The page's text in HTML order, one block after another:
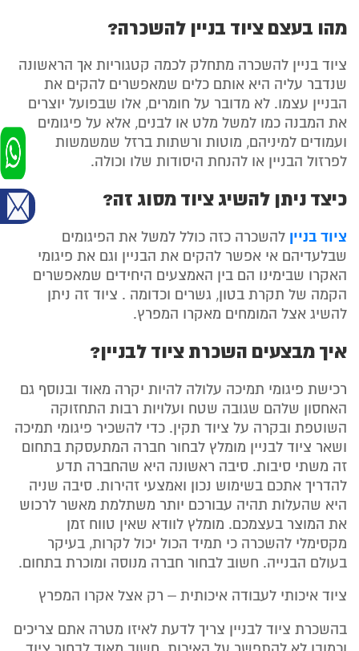
מהו בעצם ציוד בניין להשכרה?
ציוד בניין להשכרה מתחלק לכמה קטגוריות אך הראשונה
שנדבר עליה היא אותם כלים שמאפשרים להקים את
הבניין עצמו. לא מדובר על חומרים, אלו שבפועל יוצרים
את המבנה כמו למשל מלט או לבנים, אלא על פיגומים
ועמודים למיניהם, מוטות ורשתות ברזל שמשמשות
לפרזול הבניין או להנחת היסודות שלו וכולה.
כיצד ניתן להשיג ציוד מסוג זה?
ציוד בניין להשכרה כזה כולל למשל את הפיגומים
שבלעדיהם אי אפשר להקים את הבניין וגם את פיגומי
האקרו שבימינו הם בין האמצעים היחידים שמאפשרים
הקמה של תקרת בטון, גשרים וכדומה . ציוד זה ניתן
להשיג אצל המומחים מאקרו המפרץ.
איך מבצעים השכרת ציוד לבניין?
רכישת פיגומי תמיכה עלולה להיות יקרה מאוד ובנוסף גם
האחסון שלהם שגובה שטח ועלויות רבות התחזוקה
השוטפת ובקרה על ציוד תקין. כדי להשכיר פיגומי תמיכה
ושאר ציוד לבניין מומלץ לבחור חברה המתעסקת בתחום
זה משתי סיבות. סיבה ראשונה היא שהחברה תדע
להדריך אתכם בשימוש נכון ואמצעי זהירות. סיבה שניה
היא שהעלות תהיה עבורכם יותר משתלמת מאשר לרכוש
את המוצר בעצמכם. מומלץ לוודא שאין טווח זמן
מקסימלי להשכרה כי תמיד הכול יכול לקרות, בעיקר
בעולם הבנייה. חשוב לבחור חברה מנוסה ומוכרת בתחום.
ציוד איכותי לעבודה איכותית – רק אצל אקרו המפרץ
בהשכרת ציוד לבניין צריך לדעת לאיזו מטרה אתם צריכים